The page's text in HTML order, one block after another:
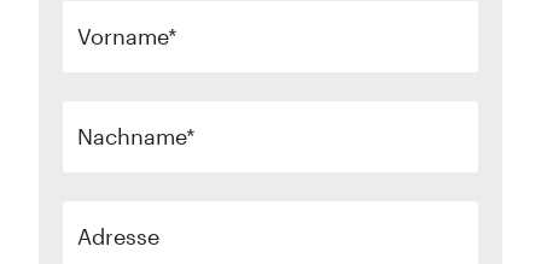
Vorname
Nachname
Adresse